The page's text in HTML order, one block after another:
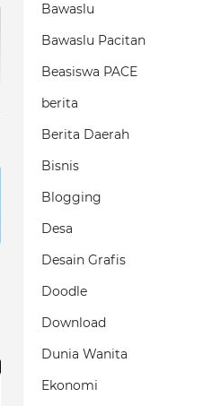
Bawaslu
Bawaslu Pacitan
Beasiswa PACE
berita
Berita Daerah
Bisnis
Blogging
Desa
Desain Grafis
Doodle
Download
Dunia Wanita
Ekonomi